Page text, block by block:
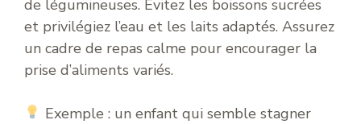
de légumineuses. Evitez les boissons sucrées
et privilégiez l’eau et les laits adaptés. Assurez
un cadre de repas calme pour encourager la
prise d’aliments variés.
Exemple : un enfant qui semble stagner